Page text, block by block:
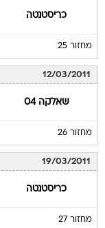
כריסטנטה
מחזור 25
12/03/2011
שאלקה 04
מחזור 26
19/03/2011
כריסטנטה
מחזור 27